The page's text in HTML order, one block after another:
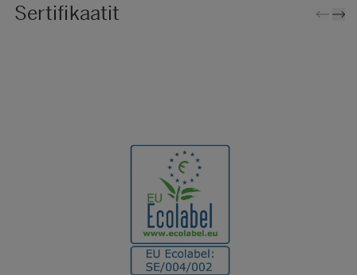
Sertifikaatit